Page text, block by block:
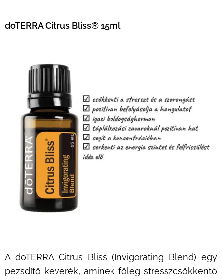
doTERRA Citrus Bliss® 15ml
A doTERRA Citrus Bliss (Invigorating Blend) egy
pezsdítő keverék, aminek főleg stresszcsökkentő